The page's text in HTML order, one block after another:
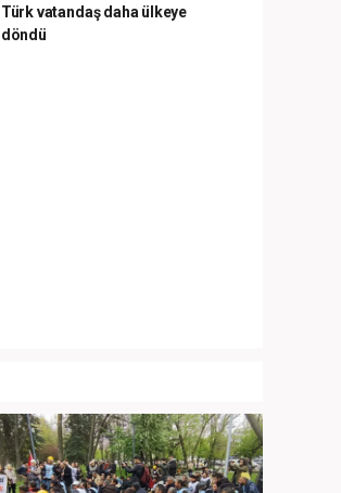
Türk vatandaş daha ülkeye
döndü